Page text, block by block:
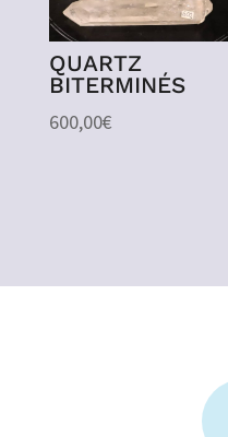
QUARTZ
BITERMINÉS
600,00€